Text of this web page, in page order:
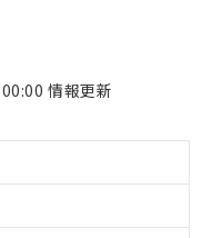
情報更新